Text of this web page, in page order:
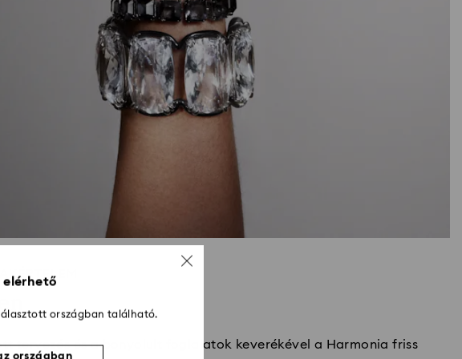
tervezés és a bonyolult foglalatok keverékével a Harmonia friss
elérhető
országban található.
országban